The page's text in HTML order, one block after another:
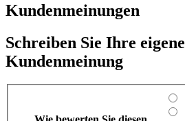
Kundenmeinungen
Schreiben Sie Ihre eigene
Kundenmeinung